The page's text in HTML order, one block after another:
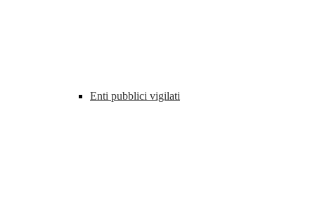
Enti pubblici vigilati